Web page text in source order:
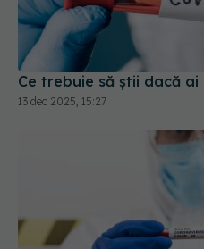
Ce trebuie să știi dacă ai
13 dec 2025, 15:27